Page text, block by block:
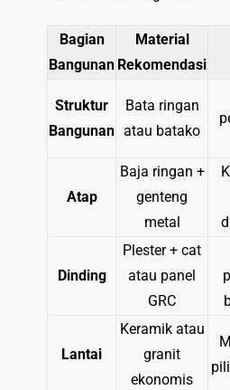
Bagian
Bangunan
Material
Rekomendasi
Struktur
Bangunan
Bata ringan
atau batako
Atap
Baja ringan +
genteng
metal
Dinding
Plester + cat
atau panel
GRC
Lantai
Keramik atau
granit
ekonomis